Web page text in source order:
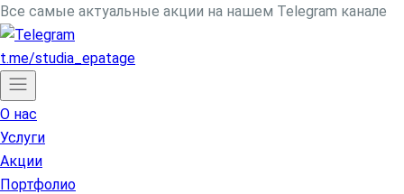
Все самые актуальные акции на нашем Telegram канале
t.me/studia_epatage
О нас
Услуги
Акции
Портфолио